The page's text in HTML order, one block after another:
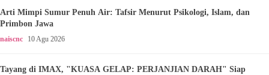
Arti Mimpi Sumur Penuh Air: Tafsir Menurut Psikologi, Islam, dan
Primbon Jawa
naiscnc 10 Agu 2026
Tayang di IMAX, "KUASA GELAP: PERJANJIAN DARAH" Siap